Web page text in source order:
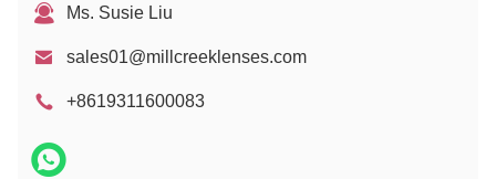
Ms. Susie Liu
sales01@millcreeklenses.com
+8619311600083